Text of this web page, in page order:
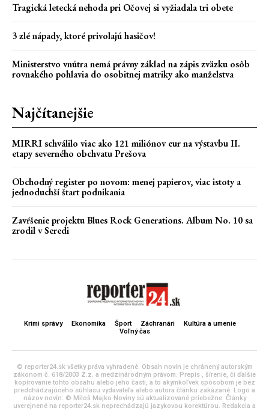
Tragická letecká nehoda pri Očovej si vyžiadala tri obete
3 zlé nápady, ktoré privolajú hasičov!
Ministerstvo vnútra nemá právny základ na zápis zväzku osôb
rovnakého pohlavia do osobitnej matriky ako manželstva
Najčítanejšie
MIRRI schválilo viac ako 121 miliónov eur na výstavbu II.
etapy severného obchvatu Prešova
Obchodný register po novom: menej papierov, viac istoty a
jednoduchší štart podnikania
Zavŕšenie projektu Blues Rock Generations. Album No. 10 sa
zrodil v Seredi
Krimi správy Ekonomika Šport Záchranári
Kultúra a umenie
Voľný čas
© reporter24.sk všetky práva vyhradené. Obsah novín je chránený autorským
zákonom č. 618/2003 Z.z. a medzinárodným právom. Prepis , šírenie, či ďalšie
kopírovanie tohto obsahu alebo jeho časti, a to akýmkoľvek spôsobom je bez
predchádzajúceho súhlasu vydavateľa alebo autora článku zakázané. Logo a
názov novín: © Miloš Majko Noviny sú aktualizované priebežne. Články
uverejnené na reporter24.sk neprechádzajú jazykovou korektúrou. Redakcia a